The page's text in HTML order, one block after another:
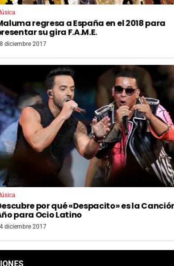
regresa a España en el 2018 para
su gira F.A.M.E.
diciembre 2017
por qué «Despacito» es la
para Ocio Latino
diciembre 2017